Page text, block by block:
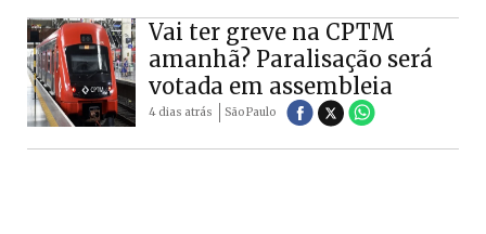
Vai ter greve na CPTM
amanhã? Paralisação será
votada em assembleia
4 dias atrás São Paulo